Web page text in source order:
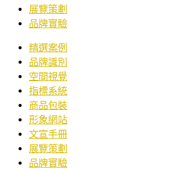
展覽策劃
品牌實驗
精選案例
品牌識別
空間視覺
指標系統
商品包裝
形象網站
文宣手冊
展覽策劃
品牌實驗